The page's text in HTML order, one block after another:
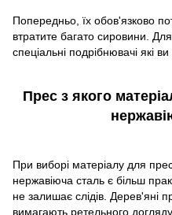
Попередньо, їх обов'язково
втратите багато сировини.
спеціальні подрібнювачі які
Прес з якого
При виборі матеріалу для
нержавіюча сталь є більш
не залишає слідів. Дерев'яні
вимагають ретельного